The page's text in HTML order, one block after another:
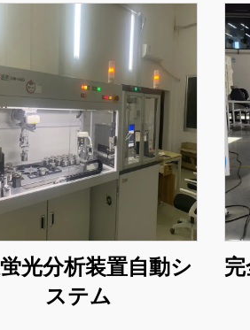
光分析装置自動シ
ステム